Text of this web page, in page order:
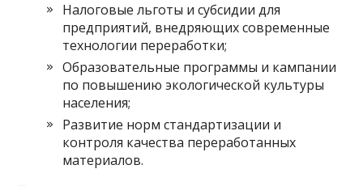
Налоговые льготы и субсидии для
предприятий, внедряющих современные
технологии переработки;
Образовательные программы и кампании
по повышению экологической культуры
населения;
Развитие норм стандартизации и
контроля качества переработанных
материалов.